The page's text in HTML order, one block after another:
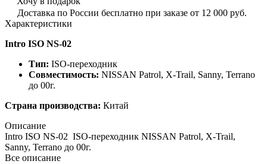
Доставка по России бесплатно при заказе от 12 000 руб.
Характеристики
Intro ISO NS-02
Тип: ISO-переходник
Совместимость: NISSAN Patrol, X-Trail, Sanny, Terrano
до 00г.
Страна производства: Китай
Описание
Intro ISO NS-02 ISO-переходник NISSAN Patrol, X-Trail,
Sanny, Terrano до 00г.
Все описание